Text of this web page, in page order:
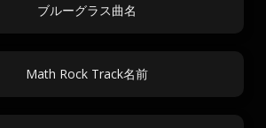
ブルーグラス曲名
Math Rock Track名前